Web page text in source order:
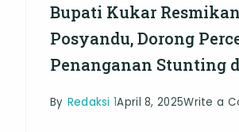
Bupati Kukar
Posyandu, Dorong
Penanganan Stunting
By Redaksi 1April 8, 2025Write a